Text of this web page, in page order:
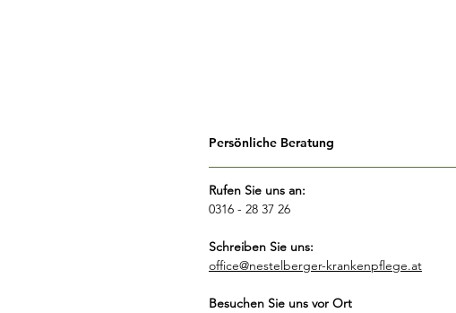
Persönliche Beratung
Rufen Sie uns an:
0316 - 28 37 26
Schreiben Sie uns:
office@nestelberger-krankenpflege.at
Besuchen Sie uns vor Ort